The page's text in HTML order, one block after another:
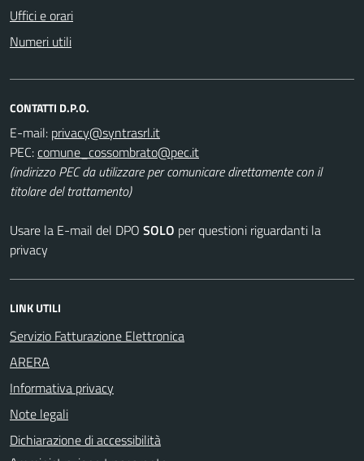
Uffici e orari
Numeri utili
CONTATTI D.P.O.
E-mail:
PEC:
(indirizzo PEC da utilizzare per comunicare direttamente con il
titolare del trattamento)
Usare la E-mail del DPO SOLO per questioni riguardanti la
privacy
LINK UTILI
Servizio Fatturazione Elettronica
ARERA
Informativa privacy
Note legali
Dichiarazione di accessibilità